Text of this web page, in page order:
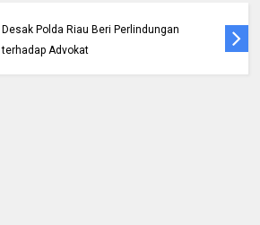
Pengecekan Langsung di Dua Wilayah
Payung sekali dan Tenayan Raya